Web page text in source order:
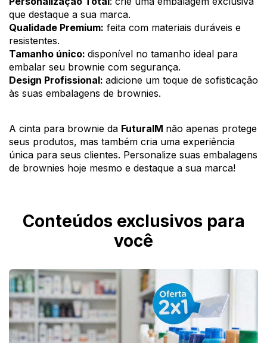
que destaque a sua marca.
Qualidade Premium: feita com materiais duráveis e
resistentes.
Tamanho único: disponível no tamanho ideal para
embalar seu brownie com segurança.
Design Profissional: adicione um toque de sofisticação
às suas embalagens de brownies.
A cinta para brownie da FuturaIM não apenas protege
seus produtos, mas também cria uma experiência
única para seus clientes. Personalize suas embalagens
de brownies hoje mesmo e destaque a sua marca!
Conteúdos exclusivos para
você